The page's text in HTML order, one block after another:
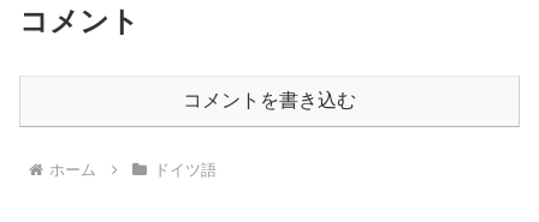
コメント
コメントを書き込む
ホーム ドイツ語